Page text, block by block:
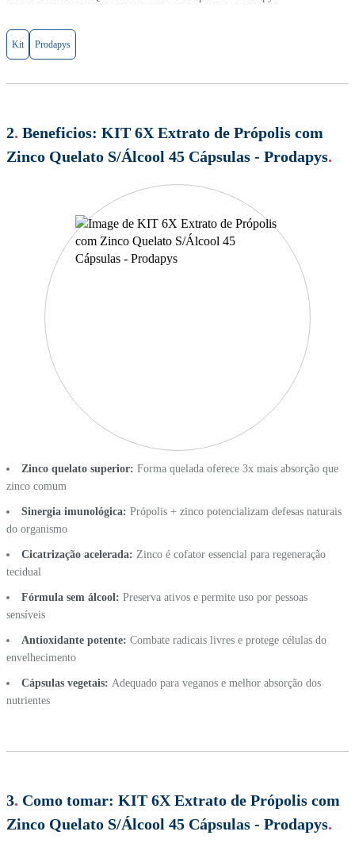
Kit Prodapys
2. Beneficios: KIT 6X Extrato de Própolis com
Zinco Quelato S/Álcool 45 Cápsulas - Prodapys.
Zinco quelato superior: Forma quelada oferece 3x mais absorção que
zinco comum
Sinergia imunológica: Própolis + zinco potencializam defesas naturais
do organismo
Cicatrização acelerada: Zinco é cofator essencial para regeneração
tecidual
Fórmula sem álcool: Preserva ativos e permite uso por pessoas
sensíveis
Antioxidante potente: Combate radicais livres e protege células do
envelhecimento
Cápsulas vegetais: Adequado para veganos e melhor absorção dos
nutrientes
3. Como tomar: KIT 6X Extrato de Própolis com
Zinco Quelato S/Álcool 45 Cápsulas - Prodapys.